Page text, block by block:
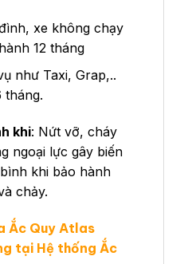
xe không chạy
12 tháng
như Taxi, Grap,..
tháng.
khi: Nứt vỡ, cháy
ngoại lực gây biến
khi bảo hành
chảy.
Ắc Quy Atlas
tại Hệ thống Ắc